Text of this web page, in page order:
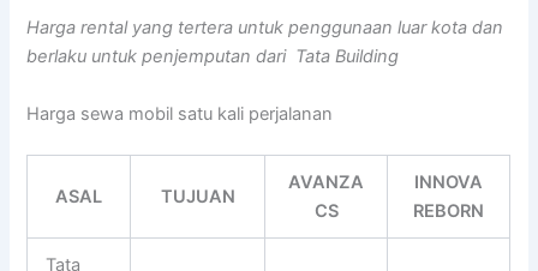
Harga rental yang tertera untuk penggunaan luar kota dan
berlaku untuk penjemputan dari Tata Building
Harga sewa mobil satu kali perjalanan
ASAL TUJUAN
AVANZA
CS
INNOVA
REBORN
Tata